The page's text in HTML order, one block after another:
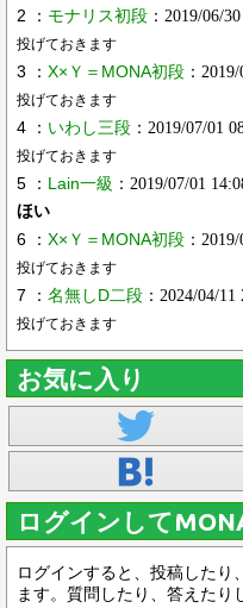
2 ： モナリス初段 ：2019/06/
投げておきます
3 ： X×Ｙ＝MONA初段 ：
投げておきます
4 ： いわし三段 ：2019/07/01
投げておきます
5 ： Lain一級 ：2019/07/01
ほい
6 ： X×Ｙ＝MONA初段 ：
投げておきます
7 ： 名無しD二段 ：2024/04/11
投げておきます
お気に入り
ログインして
ログインすると、投稿したり
ます。質問したり、答えたり